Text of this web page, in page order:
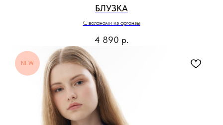
БЛУЗКА
С воланами из органзы
4 890 р.
NEW